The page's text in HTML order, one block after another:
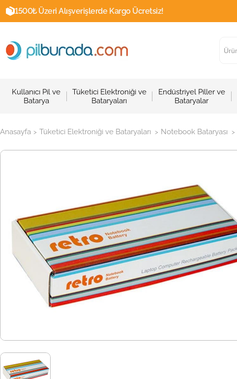
1500₺ Üzeri Alışverişlerde Kargo Ücretsiz!
Kullanıcı Pil ve
Batarya
Tüketici Elektroniği ve
Bataryaları
Endüstriyel Piller ve
Bataryalar
Anasayfa > Tüketici Elektroniği ve Bataryaları > Notebook Bataryası >